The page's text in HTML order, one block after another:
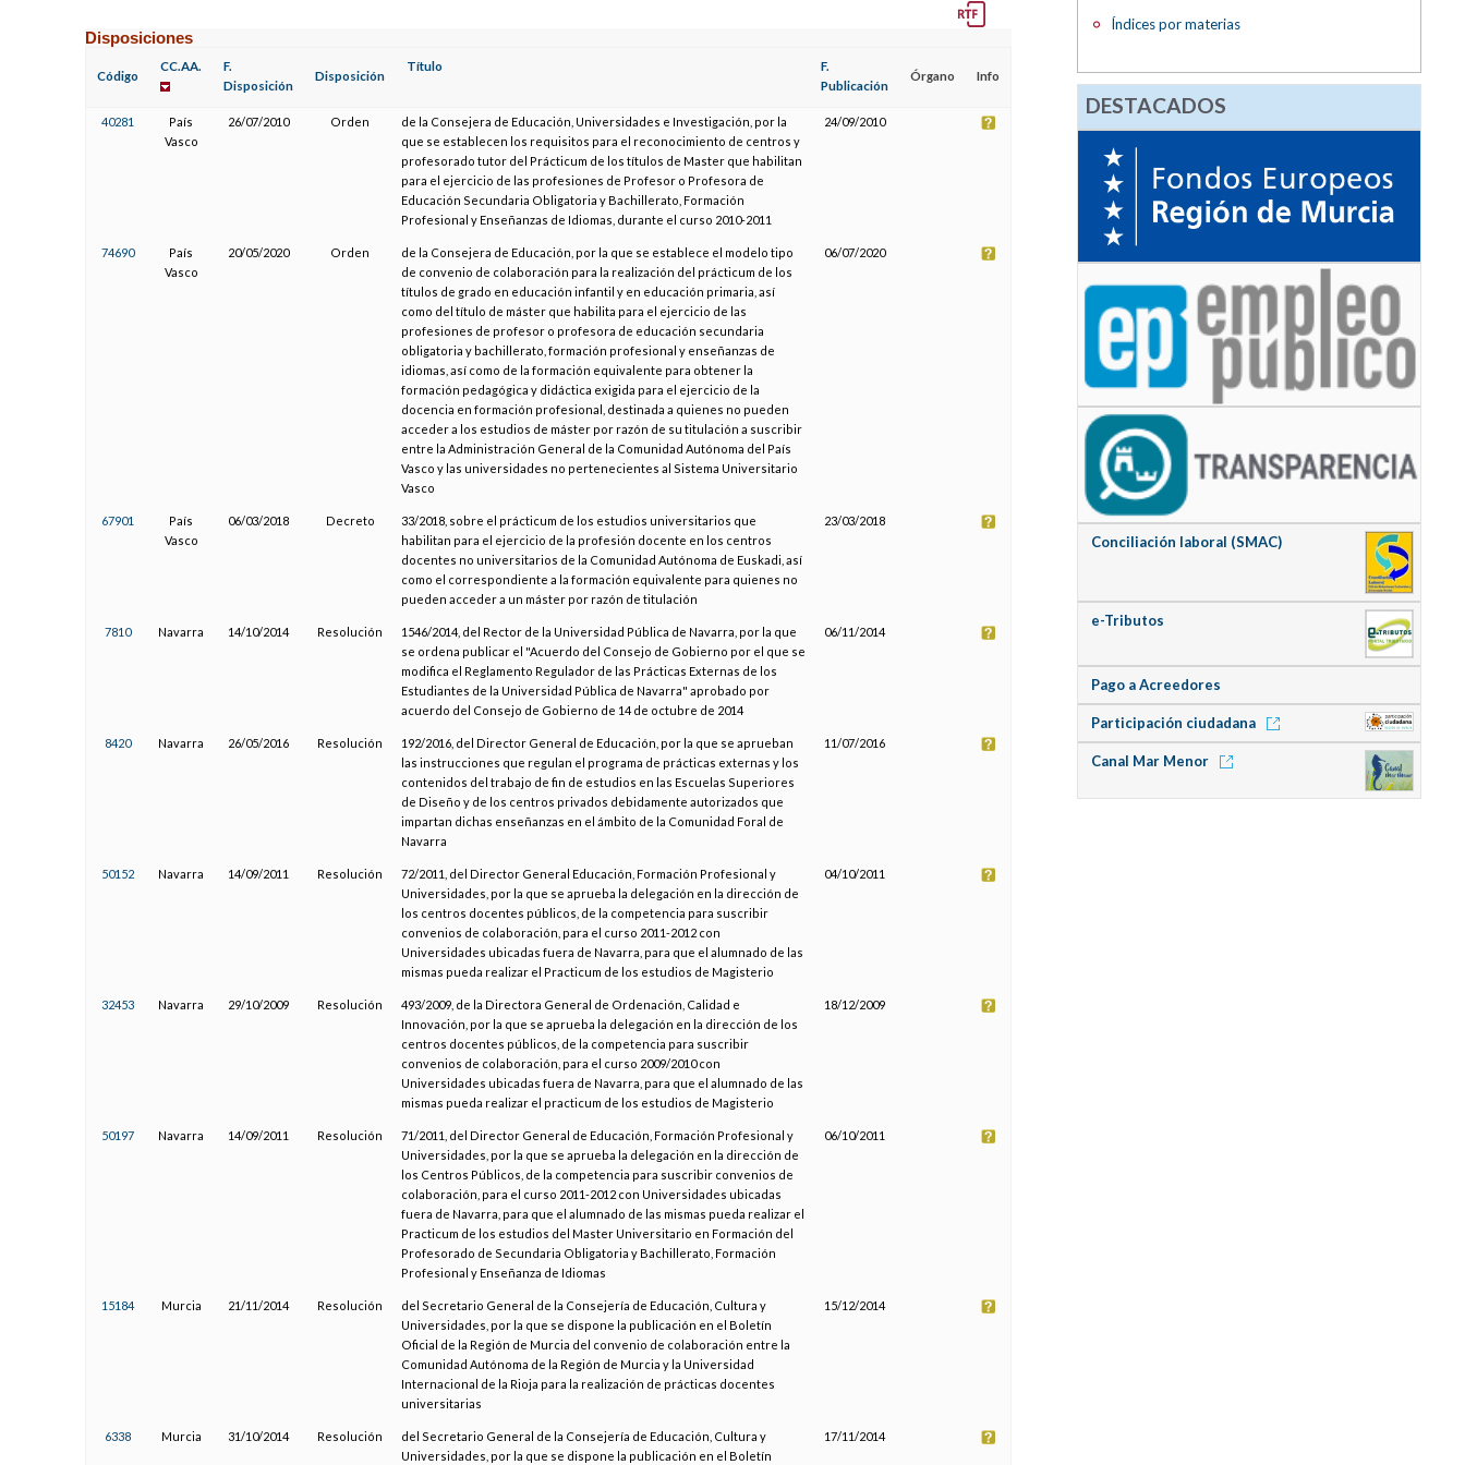
Disposiciones
Código
CC.AA.
F.
Disposición
Disposición
Título
F.
Publicación
Órgano Info
40281
País
Vasco
26/07/2010 Orden
de la Consejera de Educación, Universidades e Investigación, por la
que se establecen los requisitos para el reconocimiento de centros y
profesorado tutor del Prácticum de los títulos de Master que habilitan
para el ejercicio de las profesiones de Profesor o Profesora de
Educación Secundaria Obligatoria y Bachillerato, Formación
Profesional y Enseñanzas de Idiomas, durante el curso 2010-2011
24/09/2010
74690
País
Vasco
20/05/2020 Orden
de la Consejera de Educación, por la que se establece el modelo tipo
de convenio de colaboración para la realización del prácticum de los
títulos de grado en educación infantil y en educación primaria, así
como del título de máster que habilita para el ejercicio de las
profesiones de profesor o profesora de educación secundaria
obligatoria y bachillerato, formación profesional y enseñanzas de
idiomas, así como de la formación equivalente para obtener la
formación pedagógica y didáctica exigida para el ejercicio de la
docencia en formación profesional, destinada a quienes no pueden
acceder a los estudios de máster por razón de su titulación a suscribir
entre la Administración General de la Comunidad Autónoma del País
Vasco y las universidades no pertenecientes al Sistema Universitario
Vasco
06/07/2020
67901
País
Vasco
06/03/2018 Decreto
33/2018, sobre el prácticum de los estudios universitarios que
habilitan para el ejercicio de la profesión docente en los centros
docentes no universitarios de la Comunidad Autónoma de Euskadi, así
como el correspondiente a la formación equivalente para quienes no
pueden acceder a un máster por razón de titulación
23/03/2018
7810 Navarra 14/10/2014 Resolución
1546/2014, del Rector de la Universidad Pública de Navarra, por la que
se ordena publicar el "Acuerdo del Consejo de Gobierno por el que se
modifica el Reglamento Regulador de las Prácticas Externas de los
Estudiantes de la Universidad Pública de Navarra" aprobado por
acuerdo del Consejo de Gobierno de 14 de octubre de 2014
06/11/2014
8420 Navarra 26/05/2016 Resolución
192/2016, del Director General de Educación, por la que se aprueban
las instrucciones que regulan el programa de prácticas externas y los
contenidos del trabajo de fin de estudios en las Escuelas Superiores
de Diseño y de los centros privados debidamente autorizados que
impartan dichas enseñanzas en el ámbito de la Comunidad Foral de
Navarra
11/07/2016
50152 Navarra 14/09/2011 Resolución
72/2011, del Director General Educación, Formación Profesional y
Universidades, por la que se aprueba la delegación en la dirección de
los centros docentes públicos, de la competencia para suscribir
convenios de colaboración, para el curso 2011-2012 con
Universidades ubicadas fuera de Navarra, para que el alumnado de las
mismas pueda realizar el Practicum de los estudios de Magisterio
04/10/2011
32453 Navarra 29/10/2009 Resolución
493/2009, de la Directora General de Ordenación, Calidad e
Innovación, por la que se aprueba la delegación en la dirección de los
centros docentes públicos, de la competencia para suscribir
convenios de colaboración, para el curso 2009/2010 con
Universidades ubicadas fuera de Navarra, para que el alumnado de las
mismas pueda realizar el practicum de los estudios de Magisterio
18/12/2009
50197 Navarra 14/09/2011 Resolución
71/2011, del Director General de Educación, Formación Profesional y
Universidades, por la que se aprueba la delegación en la dirección de
los Centros Públicos, de la competencia para suscribir convenios de
colaboración, para el curso 2011-2012 con Universidades ubicadas
fuera de Navarra, para que el alumnado de las mismas pueda realizar el
Practicum de los estudios del Master Universitario en Formación del
Profesorado de Secundaria Obligatoria y Bachillerato, Formación
Profesional y Enseñanza de Idiomas
06/10/2011
15184 Murcia 21/11/2014 Resolución
del Secretario General de la Consejería de Educación, Cultura y
Universidades, por la que se dispone la publicación en el Boletín
Oficial de la Región de Murcia del convenio de colaboración entre la
Comunidad Autónoma de la Región de Murcia y la Universidad
Internacional de la Rioja para la realización de prácticas docentes
universitarias
15/12/2014
6338 Murcia 31/10/2014 Resolución
del Secretario General de la Consejería de Educación, Cultura y
Universidades, por la que se dispone la publicación en el Boletín
17/11/2014
Índices por materias
DESTACADOS
Conciliación laboral (SMAC)
e-Tributos
Pago a Acreedores
Participación ciudadana
Canal Mar Menor